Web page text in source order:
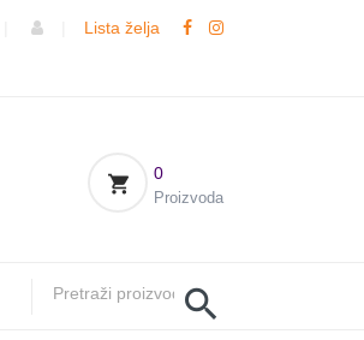
Lista želja
0
Proizvoda